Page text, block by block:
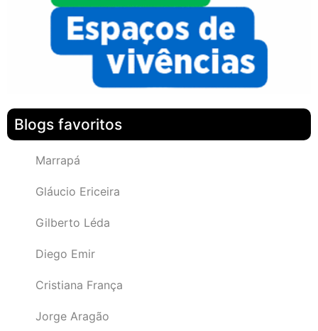
Blogs favoritos
Marrapá
Gláucio Ericeira
Gilberto Léda
Diego Emir
Cristiana França
Jorge Aragão